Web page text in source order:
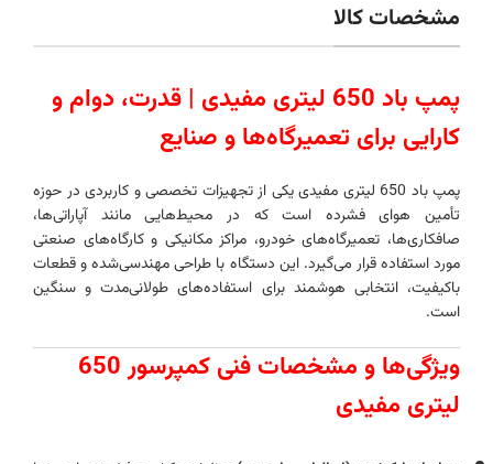
مشخصات کالا
پمپ باد 650 لیتری مفیدی | قدرت، دوام و
کارایی برای تعمیرگاه‌ها و صنایع
پمپ باد 650 لیتری مفیدی یکی از تجهیزات تخصصی و کاربردی در حوزه
تأمین هوای فشرده است که در محیط‌هایی مانند آپاراتی‌ها،
صافکاری‌ها، تعمیرگاه‌های خودرو، مراکز مکانیکی و کارگاه‌های صنعتی
مورد استفاده قرار می‌گیرد. این دستگاه با طراحی مهندسی‌شده و قطعات
باکیفیت، انتخابی هوشمند برای استفاده‌های طولانی‌مدت و سنگین
است.
ویژگی‌ها و مشخصات فنی کمپرسور 650
لیتری مفیدی